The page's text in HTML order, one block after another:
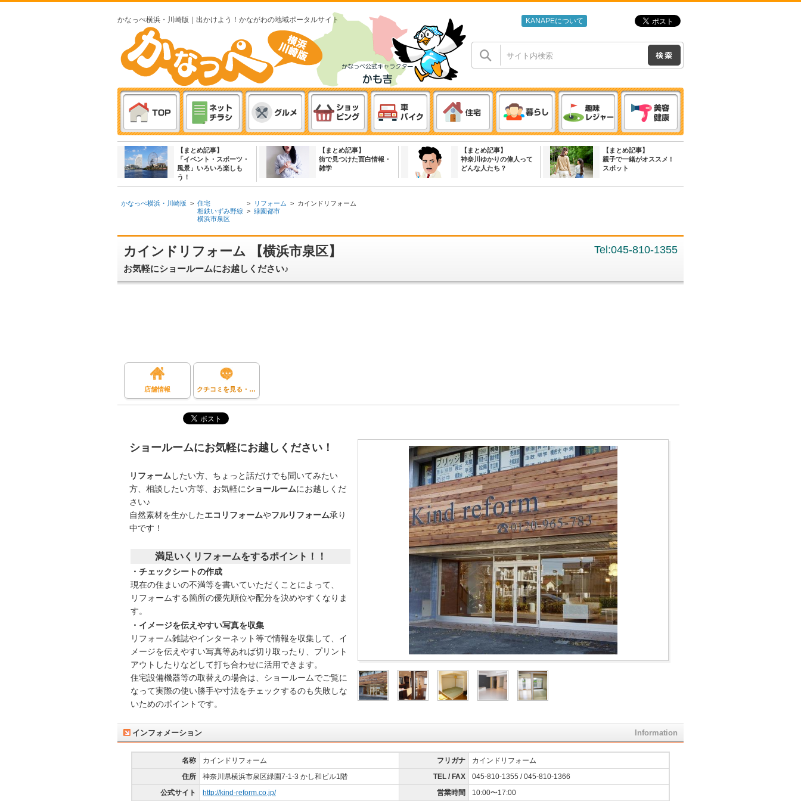
かなっぺ横浜・川崎版｜出かけよう！かながわの地域ポータルサイト KANAPEについて
【まとめ記事】
「イベント・スポーツ・
風景」いろいろ楽しも
う！
【まとめ記事】
街で見つけた面白情報・
雑学
【まとめ記事】
神奈川ゆかりの偉人って
どんな人たち？
【まとめ記事】
親子で一緒がオススメ !
スポット
かなっぺ横浜・川崎版 > 住宅
相鉄いずみ野線
横浜市泉区
>
リフォーム
> 緑園都市
> カインドリフォーム
カインドリフォーム 【横浜市泉区】 Tel:045-810-1355
お気軽にショールームにお越しください♪
店舗情報 クチコミを見る・投稿する
ショールームにお気軽にお越しください！
リフォーム したい方、ちょっと話だけでも聞いてみたい
方、相談したい方等、お気軽にショールームにお越しくだ
さい♪
自然素材を生かしたエコリフォームやフルリフォーム承り
中です！
満足いくリフォームをするポイント！！
・チェックシートの作成
現在の住まいの不満等を書いていただくことによって、
リフォームする箇所の優先順位や配分を決めやすくなりま
す。
・イメージを伝えやすい写真を収集
リフォーム雑誌やインターネット等で情報を収集して、イ
メージを伝えやすい写真等あれば切り取ったり、プリント
アウトしたりなどして打ち合わせに活用できます。
住宅設備機器等の取替えの場合は、ショールームでご覧に
なって実際の使い勝手や寸法をチェックするのも失敗しな
いためのポイントです。
インフォメーション Information
名称 カインドリフォーム フリガナ
カインドリフォーム
住所
神奈川県横浜市泉区緑園7-1-3 かし和ビル1階 TEL / FAX
045-810-1355 / 045-810-1366
公式サイト
http://kind-reform.co.jp/ 営業時間 10:00〜17:00